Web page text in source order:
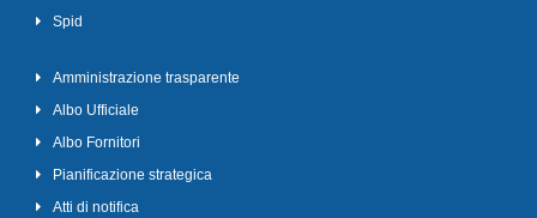
Spid
Amministrazione trasparente
Albo Ufficiale
Albo Fornitori
Pianificazione strategica
Atti di notifica